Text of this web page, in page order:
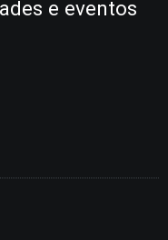
e eventos